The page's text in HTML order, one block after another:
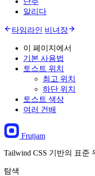
알리다
타임라인 비녀장
이 페이지에서
기본 사용법
토스트 위치
최고 위치
하단 위치
토스트 색상
여러 건배
Frutjam
Tailwind CSS 기반의 표준
탐색